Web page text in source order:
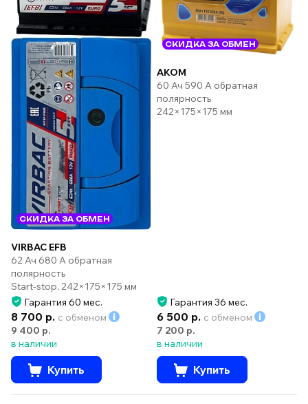
СКИДКА ЗА ОБМЕН
VIRBAC EFB
62 Ач 680 А обратная
полярность
Start-stop, 242×175×175 мм
Гарантия 60 мес.
8 700 р. с обменом
9 400 р.
в наличии
Купить
СКИДКА ЗА ОБМЕН
AKOM
60 Ач 590 А обратная
полярность
242×175×175 мм
Гарантия 36 мес.
6 500 р. с обменом
7 200 р.
в наличии
Купить